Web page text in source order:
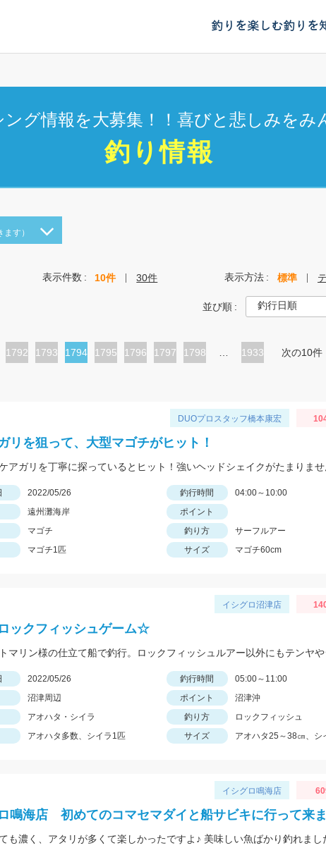
釣りを楽しむ釣りを
グ情報を大募集！！喜びと悲しみをみ
釣り情報
す）
表示件数 10件 30件 表示方法 標準
並び順
ペ
1792
ペ
1793
カ
ペ
1794
ペ
1795
ペ
1796
ペ
1797
ペ
1798 1933 次の10件
DUOプロスタッフ橋本康宏
リを狙って、大型マゴチがヒット！
アガリを丁寧に探っているとヒット！強いヘッドシェイクがたまりませ
2022/05/26 釣行時間
04:00～10:00
遠州灘海岸
ポイント
マゴチ 釣り方
サーフルアー
マゴチ1匹 サイズ マゴチ60cm
イシグロ沼津店
ックフィッシュゲーム☆
2022/05/26 釣行時間
05:00～11:00
沼津周辺 ポイント
沼津沖
アオハタ・シイラ 釣り方
ロックフィッシュ
アオハタ多数、シイラ1匹 サイズ アオハタ25～38㎝、シ
イシグロ鳴海店
鳴海店 初めてのコマセマダイと船サビキに行って来ま
も濃く、アタリが多くて楽しかったですよ♪ 美味しい魚ばかり釣れまし